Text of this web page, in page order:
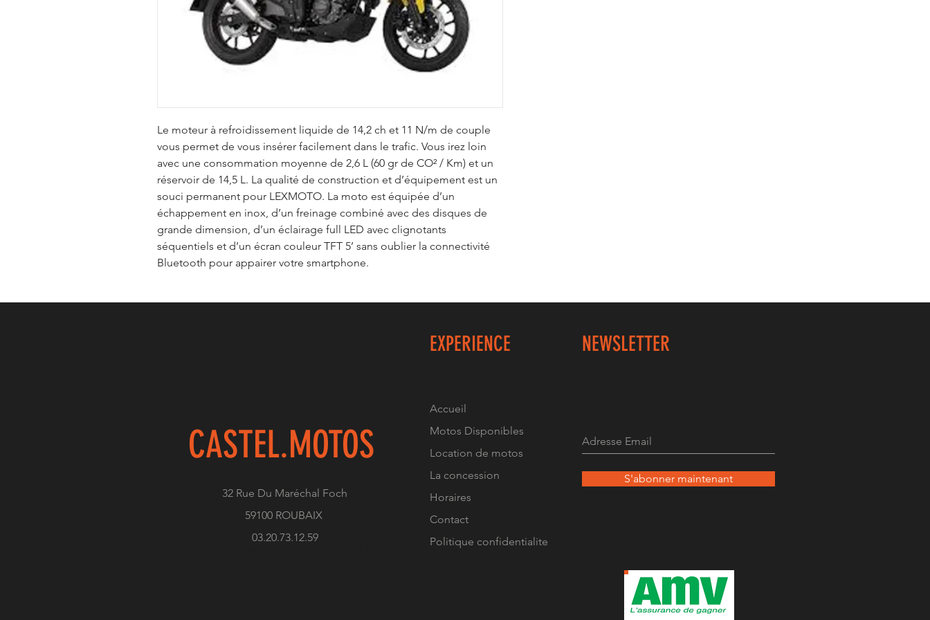
Le moteur à refroidissement liquide de 14,2 ch et 11 N/m de couple
vous permet de vous insérer facilement dans le trafic. Vous irez loin
avec une consommation moyenne de 2,6 L (60 gr de CO² / Km) et un
réservoir de 14,5 L. La qualité de construction et d’équipement est un
souci permanent pour LEXMOTO. La moto est équipée d’un
échappement en inox, d’un freinage combiné avec des disques de
grande dimension, d’un éclairage full LED avec clignotants
séquentiels et d’un écran couleur TFT 5’ sans oublier la connectivité
Bluetooth pour appairer votre smartphone.
EXPERIENCE NEWSLETTER
CASTEL.MOTOS
32 Rue Du Maréchal Foch
59100 ROUBAIX
03.20.73.12.59
Accueil
Motos Disponibles
Location de motos
La concession
Horaires
Contact
Politique confidentialite
S'abonner maintenant